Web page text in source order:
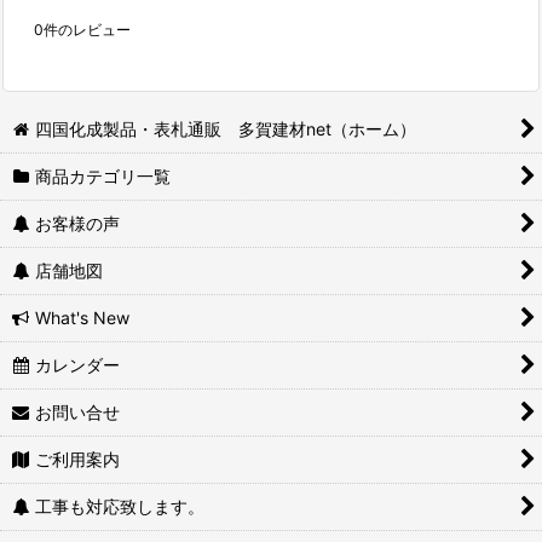
0件のレビュー
四国化成製品・表札通販 多賀建材net（ホーム）
商品カテゴリ一覧
お客様の声
店舗地図
What's New
カレンダー
お問い合せ
ご利用案内
工事も対応致します。